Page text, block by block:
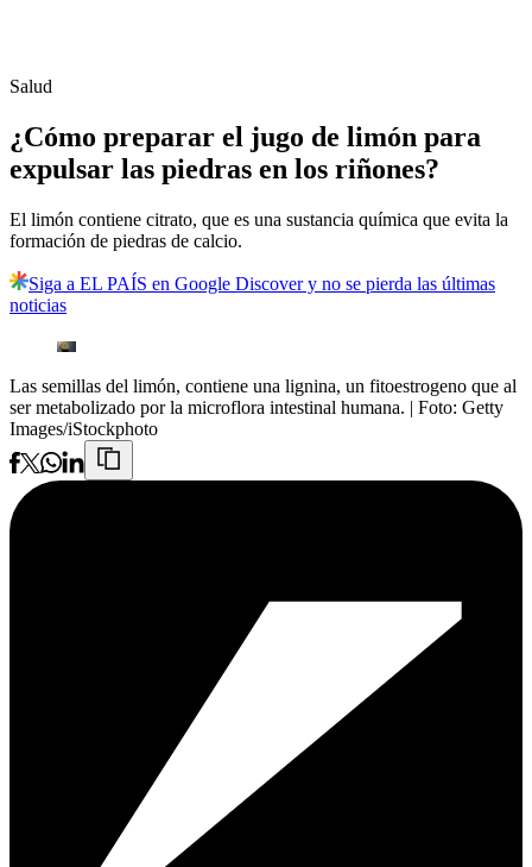
Salud
¿Cómo preparar el jugo de limón para
expulsar las piedras en los riñones?
El limón contiene citrato, que es una sustancia química que evita la
formación de piedras de calcio.
Siga a EL PAÍS en Google Discover y no se pierda las últimas
noticias
Las semillas del limón, contiene una lignina, un fitoestrogeno que al
ser metabolizado por la microflora intestinal humana. | Foto: Getty
Images/iStockphoto